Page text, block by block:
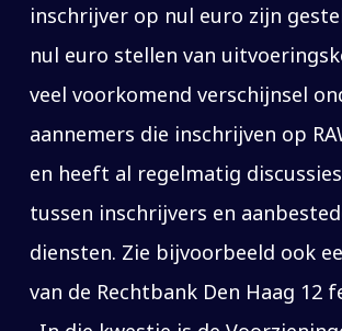
inschrijver op nul euro zijn
nul euro stellen van
veel voorkomend verschijnsel
aannemers die inschrijven op
en heeft al regelmatig
tussen inschrijvers en
diensten. Zie bijvoorbeeld ook
van de Rechtbank Den Haag 12